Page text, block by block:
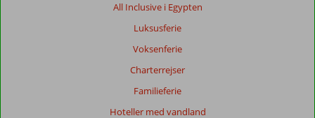
All Inclusive i Egypten
Luksusferie
Voksenferie
Charterrejser
Familieferie
Hoteller med vandland